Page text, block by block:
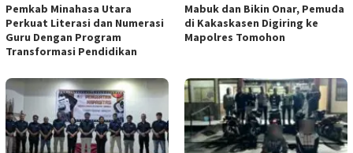
Pemkab Minahasa Utara
Perkuat Literasi dan Numerasi
Guru Dengan Program
Transformasi Pendidikan
Mabuk dan Bikin Onar, Pemuda
di Kakaskasen Digiring ke
Mapolres Tomohon